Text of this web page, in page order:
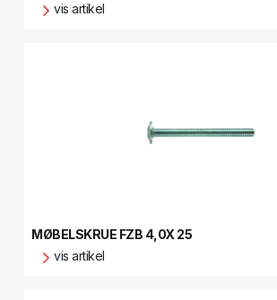
vis artikel
MØBELSKRUE FZB 4,0X 25
vis artikel